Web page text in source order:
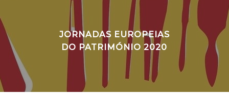
JORNADAS EUROPEIAS
DO PATRIMÓNIO 2020